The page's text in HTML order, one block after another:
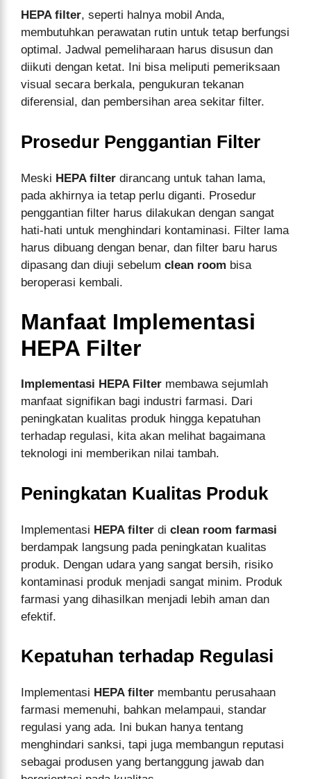
HEPA filter, seperti halnya mobil Anda,
membutuhkan perawatan rutin untuk tetap berfungsi
optimal. Jadwal pemeliharaan harus disusun dan
diikuti dengan ketat. Ini bisa meliputi pemeriksaan
visual secara berkala, pengukuran tekanan
diferensial, dan pembersihan area sekitar filter.
Prosedur Penggantian Filter
Meski HEPA filter dirancang untuk tahan lama,
pada akhirnya ia tetap perlu diganti. Prosedur
penggantian filter harus dilakukan dengan sangat
hati-hati untuk menghindari kontaminasi. Filter lama
harus dibuang dengan benar, dan filter baru harus
dipasang dan diuji sebelum clean room bisa
beroperasi kembali.
Manfaat Implementasi
HEPA Filter
Implementasi HEPA Filter membawa sejumlah
manfaat signifikan bagi industri farmasi. Dari
peningkatan kualitas produk hingga kepatuhan
terhadap regulasi, kita akan melihat bagaimana
teknologi ini memberikan nilai tambah.
Peningkatan Kualitas Produk
Implementasi HEPA filter di clean room farmasi
berdampak langsung pada peningkatan kualitas
produk. Dengan udara yang sangat bersih, risiko
kontaminasi produk menjadi sangat minim. Produk
farmasi yang dihasilkan menjadi lebih aman dan
efektif.
Kepatuhan terhadap Regulasi
Implementasi HEPA filter membantu perusahaan
farmasi memenuhi, bahkan melampaui, standar
regulasi yang ada. Ini bukan hanya tentang
menghindari sanksi, tapi juga membangun reputasi
sebagai produsen yang bertanggung jawab dan